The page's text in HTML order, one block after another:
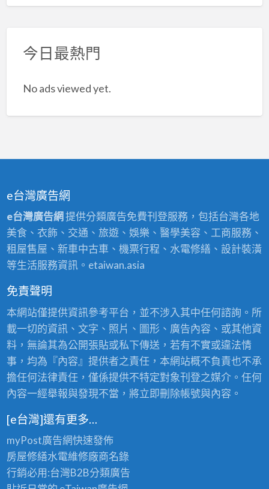
今日最熱門
No ads viewed yet.
e台灣廣告網
e台灣廣告網 提供分類廣告免費刊登服務，包括台灣各地
美食、衣飾、交通、旅遊、娛樂、醫學美容、工商服務、
租屋售屋、新車中古車、機票行程、水電修繕、設計裝潢
等生活服務資訊。etaiwan.asia
免責聲明
本網站僅提供資訊參考平台，並不涉入其中任何諮詢。所
載一切的資訊、文字、照片、圖形、廣告內容、或其他資
料，無論其為公開張貼或私下傳送，若有不實或違法情
事，均為『內容』提供者之責任，本網站概不負責也不承
擔任何法律責任，僅係提供不特定對象刊登之媒介。任何
內容一經舉報與發現不當，將立即刪除帳號與內容。
[e台灣]還有更多…
myPost廣告網快速發佈
房屋修繕水電維修廠商名錄
行銷必用:台灣B2B分類廣告